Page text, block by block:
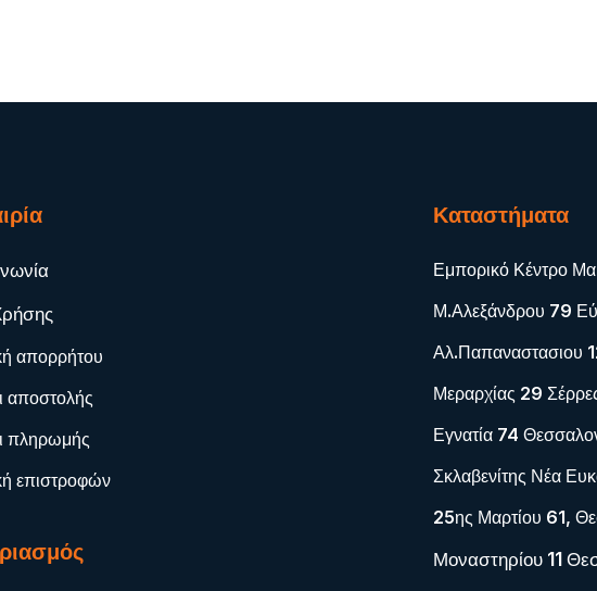
απορρήτου
αποστολής
πληρωμής
επιστροφών
Καταστήματα
Εμπορικό Κέντρο
Μ.Αλεξάνδρου 79
Αλ.Παπαναστασιου
Μεραρχίας 29
Εγνατία 74
Σκλαβενίτης Νέα
25ης Μαρτίου 61,
Μοναστηρίου 11